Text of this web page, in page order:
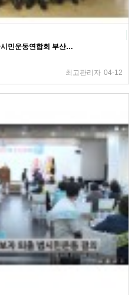
민운동연합회 부산…
최고관리자 04-12